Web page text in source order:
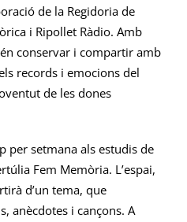
de la Regidoria de
i Ripollet Ràdio. Amb
conservar i compartir amb
records i emocions del
de les dones
per setmana als estudis de
Fem Memòria. L’espai,
d’un tema, que
anècdotes i cançons. A